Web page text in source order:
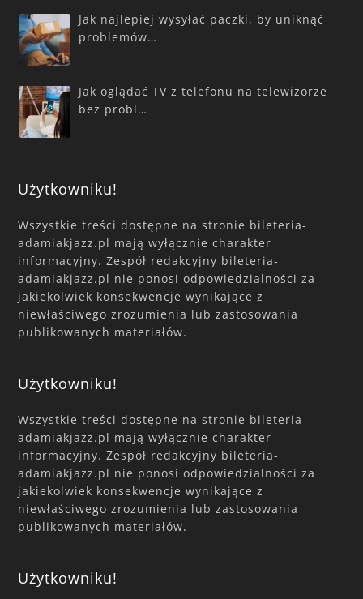
Jak najlepiej wysyłać paczki, by uniknąć
problemów…
Jak oglądać TV z telefonu na telewizorze
bez probl…
Użytkowniku!
Wszystkie treści dostępne na stronie bileteria-
adamiakjazz.pl mają wyłącznie charakter
informacyjny. Zespół redakcyjny bileteria-
adamiakjazz.pl nie ponosi odpowiedzialności za
jakiekolwiek konsekwencje wynikające z
niewłaściwego zrozumienia lub zastosowania
publikowanych materiałów.
Użytkowniku!
Wszystkie treści dostępne na stronie bileteria-
adamiakjazz.pl mają wyłącznie charakter
informacyjny. Zespół redakcyjny bileteria-
adamiakjazz.pl nie ponosi odpowiedzialności za
jakiekolwiek konsekwencje wynikające z
niewłaściwego zrozumienia lub zastosowania
publikowanych materiałów.
Użytkowniku!